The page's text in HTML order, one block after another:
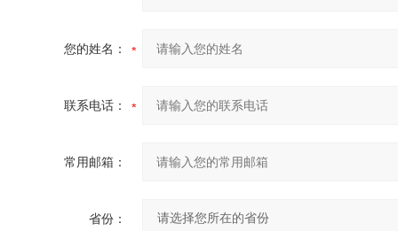
您的姓名：
联系电话：
常用邮箱：
省份：